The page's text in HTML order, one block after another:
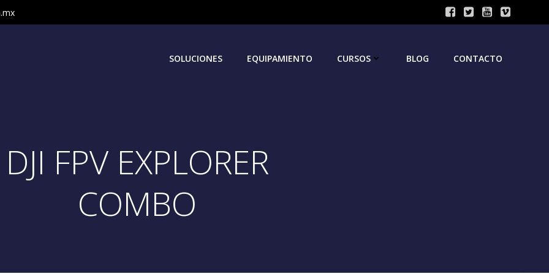
SOLUCIONES EQUIPAMIENTO CURSOS BLOG CONTACTO
DJI FPV EXPLORER
COMBO